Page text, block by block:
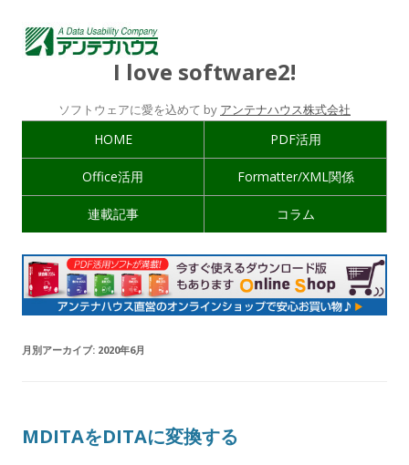
I love software2!
ソフトウェアに愛を込めて by アンテナハウス株式会社
HOME PDF活用
Office活用 Formatter/XML関係
連載記事 コラム
月別アーカイブ: 2020年6月
MDITAをDITAに変換する